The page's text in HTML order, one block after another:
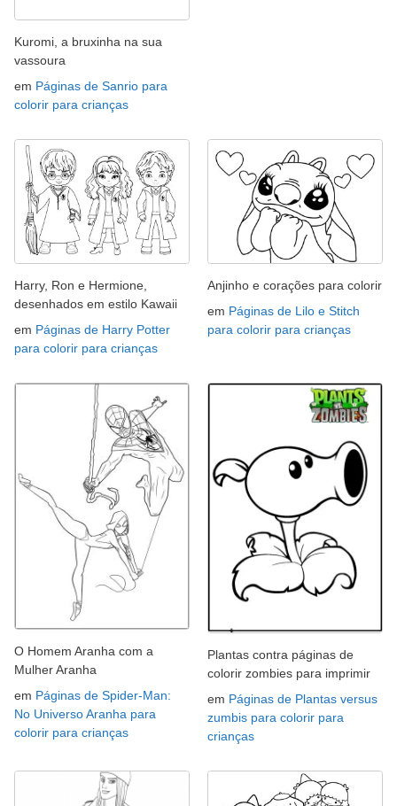
Kuromi, a bruxinha na sua
vassoura
em Páginas de Sanrio para
colorir para crianças
Harry, Ron e Hermione,
desenhados em estilo Kawaii
em Páginas de Harry Potter
para colorir para crianças
Anjinho e corações para colorir
em Páginas de Lilo e Stitch
para colorir para crianças
O Homem Aranha com a
Mulher Aranha
em Páginas de Spider-Man:
No Universo Aranha para
colorir para crianças
Plantas contra páginas de
colorir zombies para imprimir
em Páginas de Plantas versus
zumbis para colorir para
crianças